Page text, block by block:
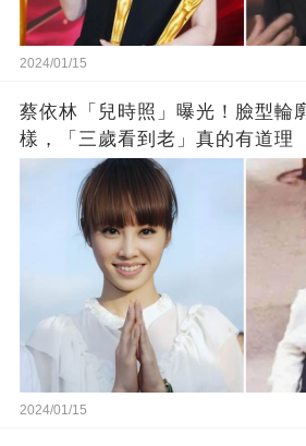
2024/01/15
蔡依林「兒時照」曝光！臉型輪
樣，「三歲看到老」真的有道理
2024/01/15